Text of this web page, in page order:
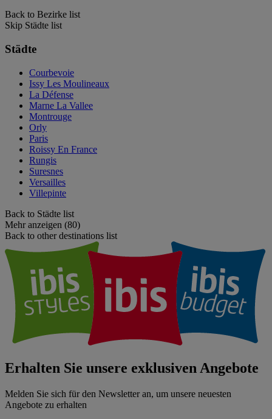
Back to Bezirke list
Skip Städte list
Städte
Courbevoie
Issy Les Moulineaux
La Défense
Marne La Vallee
Montrouge
Orly
Paris
Roissy En France
Rungis
Suresnes
Versailles
Villepinte
Back to Städte list
Mehr anzeigen (80)
Back to other destinations list
Erhalten Sie unsere exklusiven Angebote
Melden Sie sich für den Newsletter an, um unsere neuesten
Angebote zu erhalten